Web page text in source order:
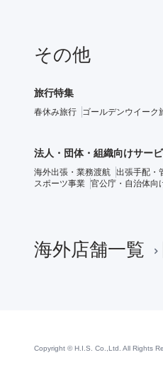
その他
旅行特集
春休み旅行 ゴールデンウイーク
法人・団体・組織向けサー
海外出張・業務渡航 出張手配・
スポーツ事業 官公庁・自治体向
海外店舗一覧
Copyright © H.I.S. Co.,Ltd. All Rights